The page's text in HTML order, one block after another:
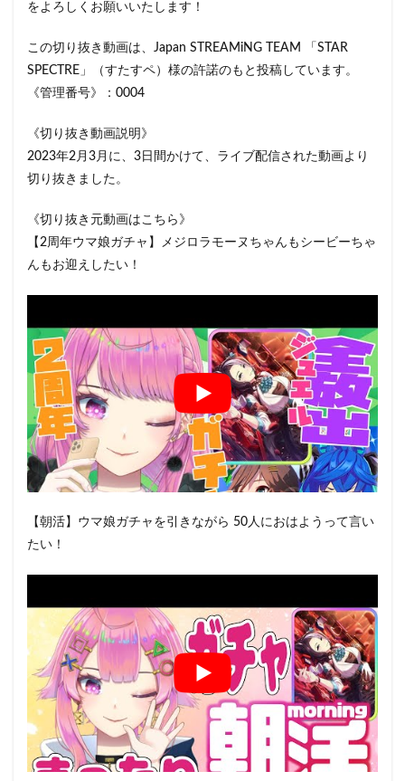
をよろしくお願いいたします！
この切り抜き動画は、Japan STREAMiNG TEAM 「STAR
SPECTRE」（すたすペ）様の許諾のもと投稿しています。
《管理番号》：0004
《切り抜き動画説明》
2023年2月3月に、3日間かけて、ライブ配信された動画より
切り抜きました。
《切り抜き元動画はこちら》
【2周年ウマ娘ガチャ】メジロラモーヌちゃんもシービーちゃ
んもお迎えしたい！
【朝活】ウマ娘ガチャを引きながら 50人におはようって言い
たい！